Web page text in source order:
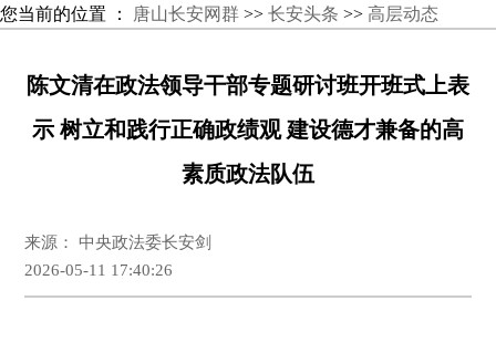
您当前的位置 ： 唐山长安网群 >> 长安头条 >> 高层动态
陈文清在政法领导干部专题研讨班开班式上表
示 树立和践行正确政绩观 建设德才兼备的高
素质政法队伍
来源： 中央政法委长安剑
2026-05-11 17:40:26